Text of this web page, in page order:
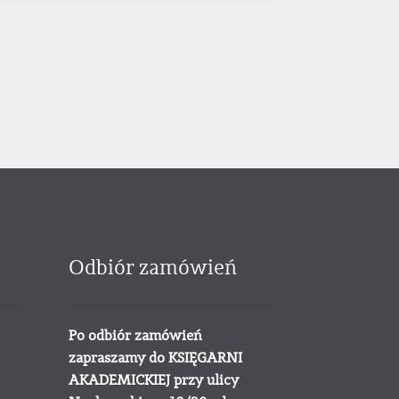
Odbiór zamówień
Po odbiór zamówień
zapraszamy do KSIĘGARNI
AKADEMICKIEJ przy ulicy